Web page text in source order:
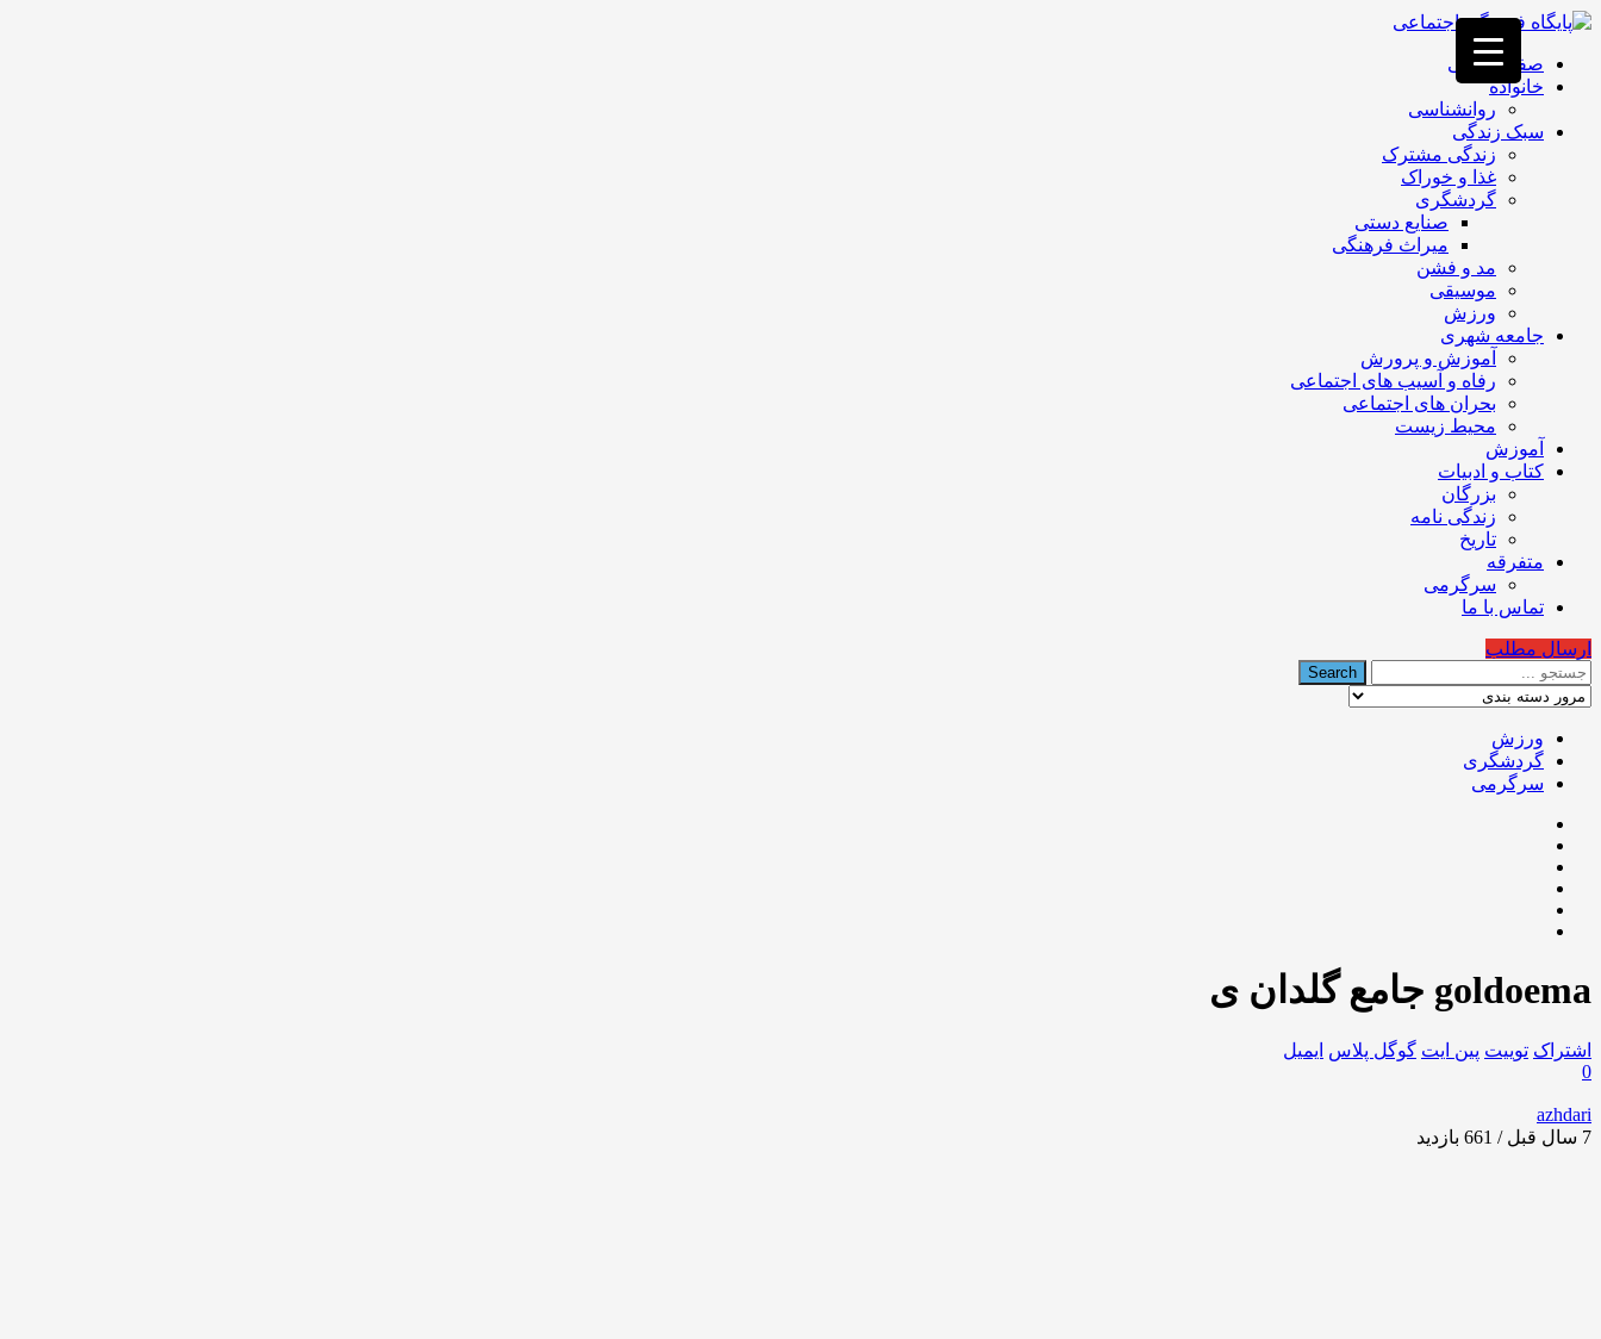
فصد
غرب
تهران
خشکشویی
تصفیه
تهران
صفحه اصلی
خانواده
روانشناسی
سبک زندگی
زندگی مشترک
غذا و خوراک
گردشگری
صنایع دستی
میراث فرهنگی
مد و فشن
موسیقی
ورزش
جامعه شهری
آموزش و پرورش
رفاه و آسیب های اجتماعی
بحران های اجتماعی
محیط زیست
آموزش
کتاب و ادبیات
بزرگان
زندگی نامه
تاریخ
متفرقه
سرگرمی
تماس با ما
ارسال مطلب
ورزش
گردشگری
سرگرمی
goldoema جامع گلدان ی
اشتراک توییت پین ایت گوگل‌ پلاس ایمیل
0
azhdari
7 سال قبل / 661
بازدید